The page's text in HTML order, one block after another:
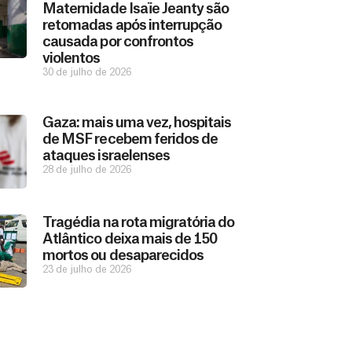
Maternidade Isaïe Jeanty são
retomadas após interrupção
causada por confrontos
violentos
30 de julho de 2026
Gaza: mais uma vez, hospitais
de MSF recebem feridos de
ataques israelenses
28 de julho de 2026
Tragédia na rota migratória do
Atlântico deixa mais de 150
mortos ou desaparecidos
23 de julho de 2026